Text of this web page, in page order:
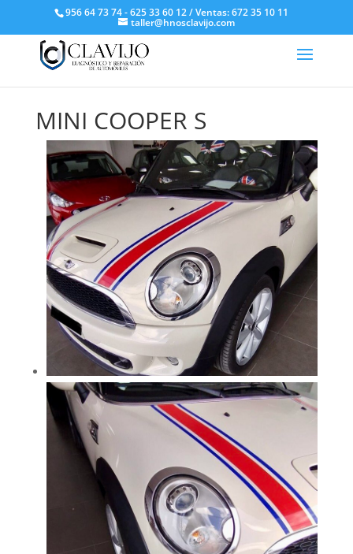
956 64 73 74 - 625 33 60 12 / Ventas: 672 35 10 11
taller@hnosclavijo.com
MINI COOPER S